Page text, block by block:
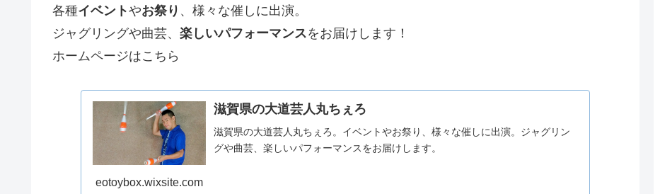
各種イベントやお祭り 、様々な催しに出演。
ジャグリングや曲芸、 楽しいパフォーマンスをお届けします！
ホームページはこちら
滋賀県の大道芸人丸ちぇろ
滋賀県の大道芸人丸ちぇろ。イベントやお祭り、様々な催しに出演。ジャグリン
グや曲芸、楽しいパフォーマンスをお届けします。
eotoybox.wixsite.com